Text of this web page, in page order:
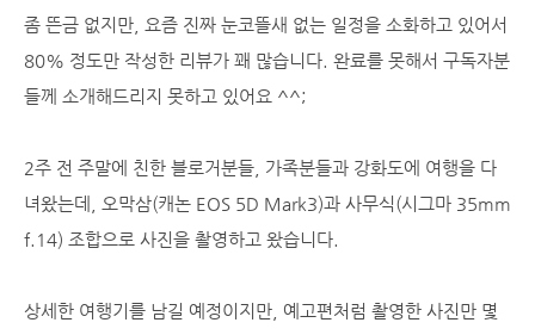
좀 뜬금 없지만, 요즘 진짜 눈코뜰새 없는 일정을 소화하고 있어서
80% 정도만 작성한 리뷰가 꽤 많습니다. 완료를 못해서 구독자분
들께 소개해드리지 못하고 있어요 ^^;
2주 전 주말에 친한 블로거분들, 가족분들과 강화도에 여행을 다
녀왔는데, 오막삼(캐논 EOS 5D Mark3)과 사무식(시그마 35mm
f.14) 조합으로 사진을 촬영하고 왔습니다.
상세한 여행기를 남길 예정이지만, 예고편처럼 촬영한 사진만 몇